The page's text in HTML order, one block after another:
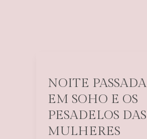
NOITE PASSADA
EM SOHO E OS
PESADELOS DAS
MULHERES